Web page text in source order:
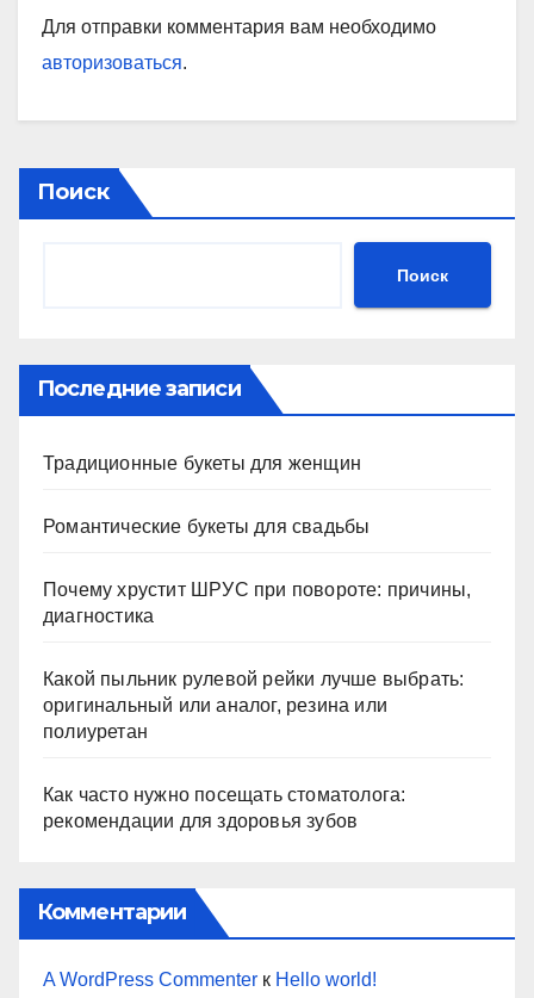
Для отправки комментария вам необходимо
авторизоваться.
Поиск
Поиск
Последние записи
Традиционные букеты для женщин
Романтические букеты для свадьбы
Почему хрустит ШРУС при повороте: причины,
диагностика
Какой пыльник рулевой рейки лучше выбрать:
оригинальный или аналог, резина или
полиуретан
Как часто нужно посещать стоматолога:
рекомендации для здоровья зубов
Комментарии
A WordPress Commenter к Hello world!